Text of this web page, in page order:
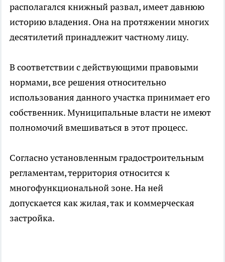
располагался книжный развал, имеет давнюю
историю владения. Она на протяжении многих
десятилетий принадлежит частному лицу.
В соответствии с действующими правовыми
нормами, все решения относительно
использования данного участка принимает его
собственник. Муниципальные власти не имеют
полномочий вмешиваться в этот процесс.
Согласно установленным градостроительным
регламентам, территория относится к
многофункциональной зоне. На ней
допускается как жилая, так и коммерческая
застройка.